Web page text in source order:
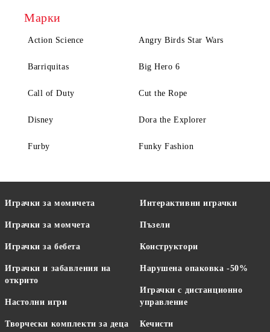
Марки
Action Science Angry Birds Star Wars
Barriquitas Big Hero 6
Call of Duty Cut the Rope
Disney Dora the Explorer
Furby Funky Fashion
Играчки за момичета
Играчки за момчета
Играчки за бебета
Играчки и забавления на
открито
Настолни игри
Творчески комплекти за деца
Интерактивни играчки
Пъзели
Конструктори
Нарушена опаковка -50%
Играчки с дистанционно
управление
Кечисти